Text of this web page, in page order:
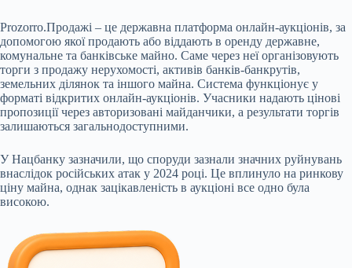
Prozorro.Продажі – це державна платформа онлайн-аукціонів, за
допомогою якої продають або віддають в оренду державне,
комунальне та банківське майно. Саме через неї організовують
торги з продажу нерухомості, активів банків-банкрутів,
земельних ділянок та іншого майна. Система функціонує у
форматі відкритих онлайн-аукціонів. Учасники надають цінові
пропозиції через авторизовані майданчики, а результати торгів
залишаються загальнодоступними.
У Нацбанку зазначили, що споруди зазнали значних руйнувань
внаслідок російських атак у 2024 році. Це вплинуло на ринкову
ціну майна, однак зацікавленість в аукціоні все одно була
високою.